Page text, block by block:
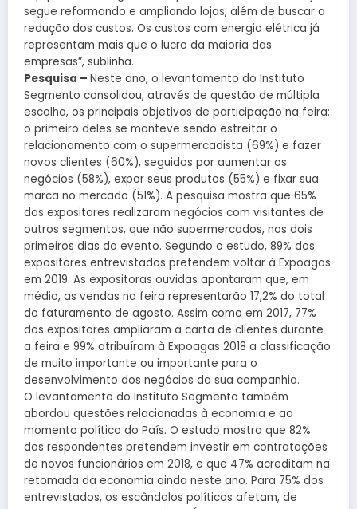
segue reformando e ampliando lojas, além de buscar a
redução dos custos. Os custos com energia elétrica já
representam mais que o lucro da maioria das
empresas”, sublinha.
Pesquisa – Neste ano, o levantamento do Instituto
Segmento consolidou, através de questão de múltipla
escolha, os principais objetivos de participação na feira:
o primeiro deles se manteve sendo estreitar o
relacionamento com o supermercadista (69%) e fazer
novos clientes (60%), seguidos por aumentar os
negócios (58%), expor seus produtos (55%) e fixar sua
marca no mercado (51%). A pesquisa mostra que 65%
dos expositores realizaram negócios com visitantes de
outros segmentos, que não supermercados, nos dois
primeiros dias do evento. Segundo o estudo, 89% dos
expositores entrevistados pretendem voltar à Expoagas
em 2019. As expositoras ouvidas apontaram que, em
média, as vendas na feira representarão 17,2% do total
do faturamento de agosto. Assim como em 2017, 77%
dos expositores ampliaram a carta de clientes durante
a feira e 99% atribuíram à Expoagas 2018 a classificação
de muito importante ou importante para o
desenvolvimento dos negócios da sua companhia.
O levantamento do Instituto Segmento também
abordou questões relacionadas à economia e ao
momento político do País. O estudo mostra que 82%
dos respondentes pretendem investir em contratações
de novos funcionários em 2018, e que 47% acreditam na
retomada da economia ainda neste ano. Para 75% dos
entrevistados, os escândalos políticos afetam, de